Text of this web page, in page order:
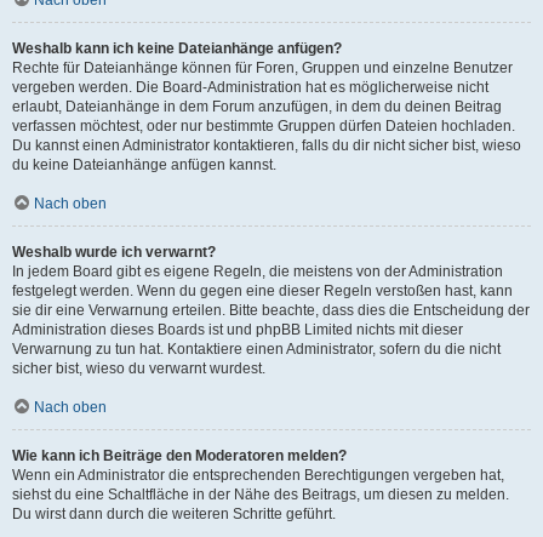
Weshalb kann ich keine Dateianhänge anfügen?
Rechte für Dateianhänge können für Foren, Gruppen und einzelne Benutzer
vergeben werden. Die Board-Administration hat es möglicherweise nicht
erlaubt, Dateianhänge in dem Forum anzufügen, in dem du deinen Beitrag
verfassen möchtest, oder nur bestimmte Gruppen dürfen Dateien hochladen.
Du kannst einen Administrator kontaktieren, falls du dir nicht sicher bist, wieso
du keine Dateianhänge anfügen kannst.
Nach oben
Weshalb wurde ich verwarnt?
In jedem Board gibt es eigene Regeln, die meistens von der Administration
festgelegt werden. Wenn du gegen eine dieser Regeln verstoßen hast, kann
sie dir eine Verwarnung erteilen. Bitte beachte, dass dies die Entscheidung der
Administration dieses Boards ist und phpBB Limited nichts mit dieser
Verwarnung zu tun hat. Kontaktiere einen Administrator, sofern du die nicht
sicher bist, wieso du verwarnt wurdest.
Nach oben
Wie kann ich Beiträge den Moderatoren melden?
Wenn ein Administrator die entsprechenden Berechtigungen vergeben hat,
siehst du eine Schaltfläche in der Nähe des Beitrags, um diesen zu melden.
Du wirst dann durch die weiteren Schritte geführt.